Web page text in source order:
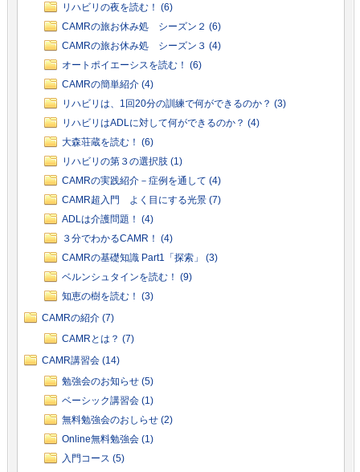
リハビリの夜を読む！ (6)
CAMRの旅お休み処 シーズン２ (6)
CAMRの旅お休み処 シーズン３ (4)
オートポイエーシスを読む！ (6)
CAMRの簡単紹介 (4)
リハビリは、1回20分の訓練で何ができるのか？ (3)
リハビリはADLに対して何ができるのか？ (4)
大森荘蔵を読む！ (6)
リハビリの第３の選択肢 (1)
CAMRの実践紹介－症例を通して (4)
CAMR超入門 よく目にする光景 (7)
ADLは介護問題！ (4)
３分でわかるCAMR！ (4)
CAMRの基礎知識 Part1「探索」 (3)
ベルンシュタインを読む！ (9)
知恵の樹を読む！ (3)
CAMRの紹介 (7)
CAMRとは？ (7)
CAMR講習会 (14)
勉強会のお知らせ (5)
ベーシック講習会 (1)
無料勉強会のおしらせ (2)
Online無料勉強会 (1)
入門コース (5)